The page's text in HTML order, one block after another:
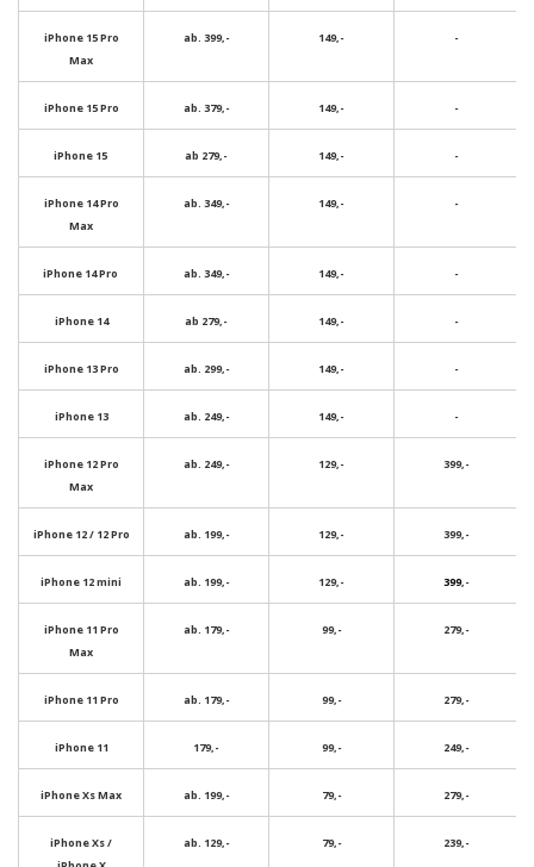
iPhone 15 Pro
Max
ab. 399,- 149,- -
iPhone 15 Pro ab. 379,- 149,- -
iPhone 15 ab 279,- 149,- -
iPhone 14 Pro
Max
ab. 349,- 149,- -
iPhone 14 Pro ab. 349,- 149,- -
iPhone 14 ab 279,- 149,- -
iPhone 13 Pro ab. 299,- 149,- -
iPhone 13 ab. 249,- 149,- -
iPhone 12 Pro
Max
ab. 249,- 129,- 399,-
iPhone 12 / 12 Pro ab. 199,- 129,- 399,-
iPhone 12 mini ab. 199,- 129,- 399,-
iPhone 11 Pro
Max
ab. 179,- 99,- 279,-
iPhone 11 Pro ab. 179,- 99,- 279,-
iPhone 11 179,- 99,- 249,-
iPhone Xs Max ab. 199,- 79,- 279,-
iPhone Xs /
ab. 129,- 79,- 239,-